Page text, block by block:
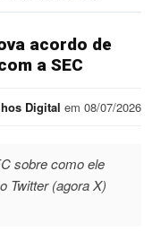
acordo de
a SEC
Digital em 08/07/2026
sobre como ele
Twitter (agora X)